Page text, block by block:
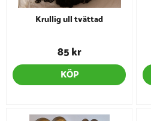
Krullig ull tvättad
85 kr
KÖP